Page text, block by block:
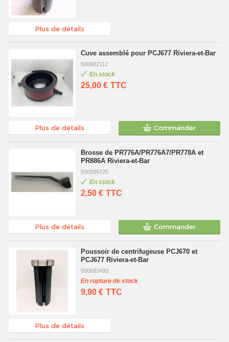
Plus de détails
Cuve assemblé pour PCJ677 Riviera-et-Bar
500682112
En stock
25,00 € TTC
Plus de détails Commander
Brosse de PR776A/PR776A7/PR778A et
PR886A Riviera-et-Bar
500589725
En stock
2,50 € TTC
Plus de détails Commander
Poussoir de centrifugeuse PCJ670 et
PCJ677 Riviera-et-Bar
500682493
En rupture de stock
9,90 € TTC
Plus de détails